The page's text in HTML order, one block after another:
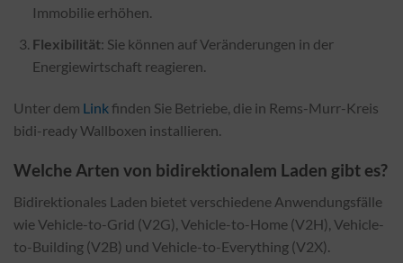
Immobilie erhöhen.
Flexibilität: Sie können auf Veränderungen in der
Energiewirtschaft reagieren.
Unter dem Linkfinden Sie Betriebe, die in Rems-Murr-Kreis
bidi-ready Wallboxen installieren.
Welche Arten von bidirektionalem Laden gibt es?
Bidirektionales Laden bietet verschiedene Anwendungsfälle
wie Vehicle-to-Grid (V2G), Vehicle-to-Home (V2H), Vehicle-
to-Building (V2B) und Vehicle-to-Everything (V2X).